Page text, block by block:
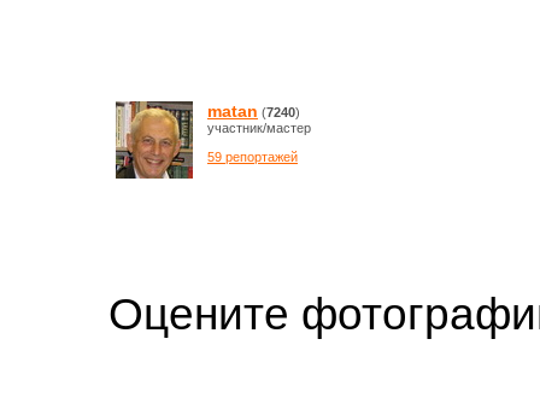
matan (7240)
участник/мастер
59 репортажей
Оцените